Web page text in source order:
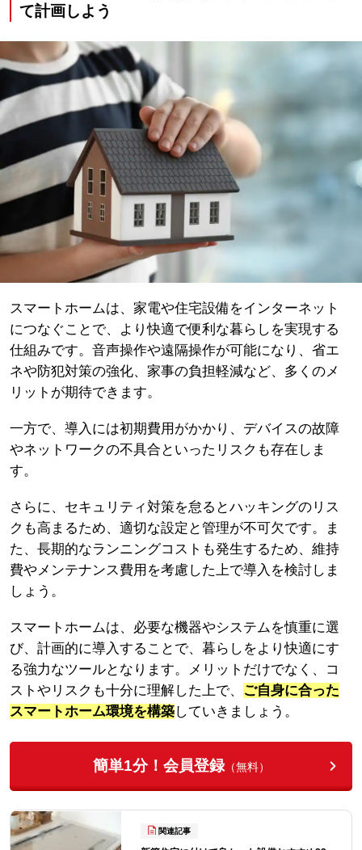
て計画しよう
スマートホームは、家電や住宅設備をインターネット
につなぐことで、より快適で便利な暮らしを実現する
仕組みです。音声操作や遠隔操作が可能になり、省エ
ネや防犯対策の強化、家事の負担軽減など、多くのメ
リットが期待できます。
一方で、導入には初期費用がかかり、デバイスの故障
やネットワークの不具合といったリスクも存在しま
す。
さらに、セキュリティ対策を怠るとハッキングのリス
クも高まるため、適切な設定と管理が不可欠です。ま
た、長期的なランニングコストも発生するため、維持
費やメンテナンス費用を考慮した上で導入を検討しま
しょう。
スマートホームは、必要な機器やシステムを慎重に選
び、計画的に導入することで、暮らしをより快適にす
る強力なツールとなります。メリットだけでなく、コ
ストやリスクも十分に理解した上で、
ご自身に合った
スマートホーム環境を構築していきましょう。
簡単1分！会員登録（無料）
関連記事